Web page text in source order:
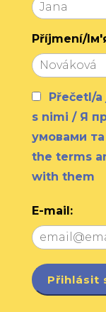
Příjmení/
Přečetl/
s nimi / Я
умовами
the terms
with them
E-mail: